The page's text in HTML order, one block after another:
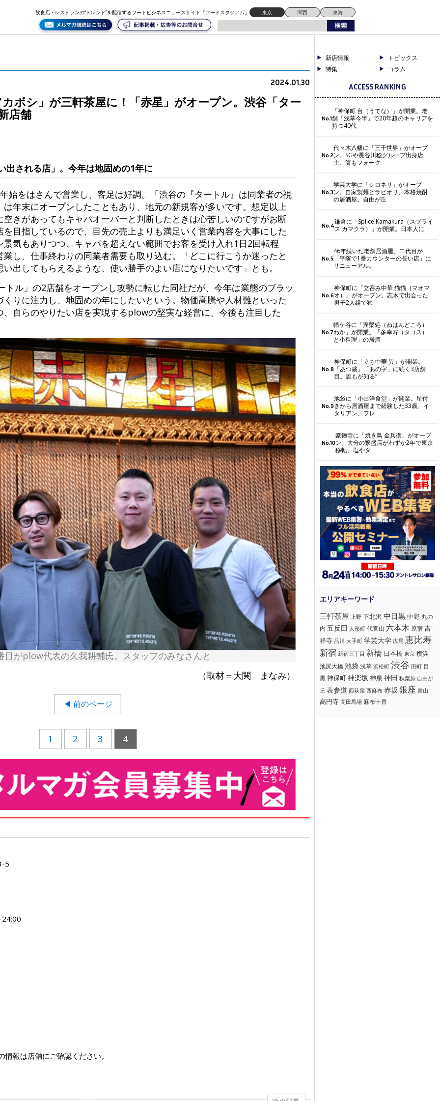
飲食店・レストランの“トレンド”を配信するフードビジネスニュースサイト「フードスタジアム」 東京 関西 東海
2024.01.30
ボシ」が三軒茶屋に！「赤星」がオープン。渋谷「ター
店舗
出される店」。今年は地固めの1年に
始をはさんで営業し、客足は好調。「渋谷の『タートル』は同業者の視
年末にオープンしたこともあり、地元の新規客が多いです。想定以上
きがあってもキャパオーバーと判断したときは心苦しいのですがお断
目指しているので、目先の売上よりも満足いく営業内容を大事にした
気もありつつ、キャパを超えない範囲でお客を受け入れ1日2回転程
し、仕事終わりの同業者需要も取り込む。「どこに行こうか迷ったと
出してもらえるような、使い勝手のよい店になりたいです」とも。
トル」の2店舗をオープンし攻勢に転じた同社だが、今年は業態のブラッ
りに注力し、地固めの年にしたいという。物価高騰や人材難といった
自らのやりたい店を実現するplowの堅実な経営に、今後も注目した
目がplow代表の久我耕輔氏。スタッフのみなさんと
（取材＝大関 まなみ）
◀ 前のページ
1 2 3 4
5
報は店舗にご確認ください。
新店情報
トピックス
特集
コラム
ACCESS RANKING
No.1
「神保町 台（うてな）」が開業。老
舗「浅草今半」で20年超のキャリアを
持つ40代
No.2
代々木八幡に「三千世界」がオープ
ン。SGや長谷川稔グループ出身店
主、箸もフォーク
No.3
学芸大学に「シロネリ」がオープ
ン。自家製麺とラビオリ、本格焼酎
の居酒屋。自由が丘
No.4鎌倉に「Splice Kamakura（スプライ
ス カマクラ）」が開業。日本人に
No.5
46年続いた老舗居酒屋、二代目が
「平塚で1番カウンターの長い店」に
リニューアル。
No.6
神保町に「立呑み中華 猫猫（マオマ
オ）」がオープン。志木で出会った
男子2人組で独
No.7
幡ケ谷に「涅槃処（ねはんどころ）
わか」が開業。「多幸寿（タコス）
と小料理」の居酒
No.8
神保町に「立ち中華 異」が開業。
「あつ盛」「あの字」に続く3店舗
目。誰もが知る“
No.9
池袋に「小出洋食堂」が開業。星付
きから居酒屋まで経験した33歳、イ
タリアン、フレ
No.10
豪徳寺に「焼き鳥 金兵衛」がオープ
ン。大分の繁盛店がわずか2年で東京
移転、塩やタ
三軒茶屋 上野 下北沢 中目黒中野 丸の
内 五反田 人形町 代官山 六本木 原宿 吉
祥寺 品川 大手町 学芸大学 広尾 恵比寿
新宿 新宿三丁目 新橋 日本橋 東京 横浜
池尻大橋 池袋浅草 浜松町 渋谷 田町 目
黒神保町神楽坂 神泉 神田 秋葉原 自由が
丘 表参道 西荻窪 西麻布 赤坂 銀座 青山
高円寺 高田馬場 麻布十番